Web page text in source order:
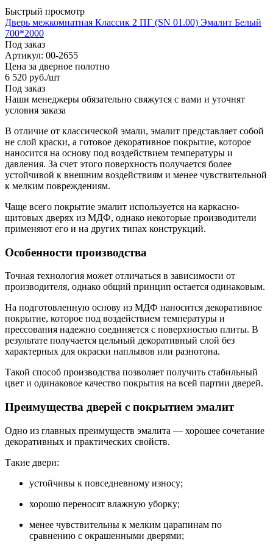
Быстрый просмотр
Дверь межкомнатная Классик 2 ПГ (SN 01.00) Эмалит Белый
700*2000
Под заказ
Артикул: 00-2655
Цена за дверное полотно
6 520 руб./шт
Под заказ
Наши менеджеры обязательно свяжутся с вами и уточнят
условия заказа
В отличие от классической эмали, эмалит представляет собой
не слой краски, а готовое декоративное покрытие, которое
наносится на основу под воздействием температуры и
давления. За счет этого поверхность получается более
устойчивой к внешним воздействиям и менее чувствительной
к мелким повреждениям.
Чаще всего покрытие эмалит используется на каркасно-
щитовых дверях из МДФ, однако некоторые производители
применяют его и на других типах конструкций.
Особенности производства
Точная технология может отличаться в зависимости от
производителя, однако общий принцип остается одинаковым.
На подготовленную основу из МДФ наносится декоративное
покрытие, которое под воздействием температуры и
прессования надежно соединяется с поверхностью плиты. В
результате получается цельный декоративный слой без
характерных для окраски наплывов или разнотона.
Такой способ производства позволяет получить стабильный
цвет и одинаковое качество покрытия на всей партии дверей.
Преимущества дверей с покрытием эмалит
Одно из главных преимуществ эмалита — хорошее сочетание
декоративных и практических свойств.
Такие двери:
устойчивы к повседневному износу;
хорошо переносят влажную уборку;
менее чувствительны к мелким царапинам по
сравнению с окрашенными дверями;